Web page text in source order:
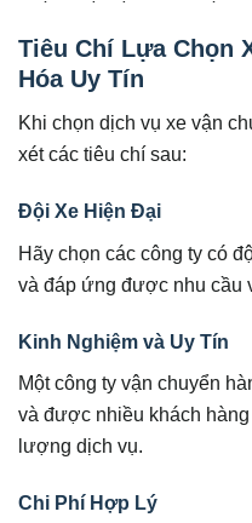
Tiêu Chí Lựa Chọn
Hóa Uy Tín
Khi chọn dịch vụ xe vận
xét các tiêu chí sau:
Đội Xe Hiện Đại
Hãy chọn các công ty có
và đáp ứng được nhu cầu
Kinh Nghiệm và Uy Tín
Một công ty vận chuyển
và được nhiều khách
lượng dịch vụ.
Chi Phí Hợp Lý